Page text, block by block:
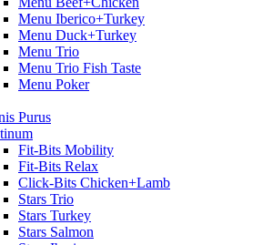
Menu Iberico+Turkey
Menu Duck+Turkey
Menu Trio
Menu Trio Fish Taste
Menu Poker
Purus
Fit-Bits Mobility
Fit-Bits Relax
Click-Bits Chicken+Lamb
Stars Trio
Stars Turkey
Stars Salmon